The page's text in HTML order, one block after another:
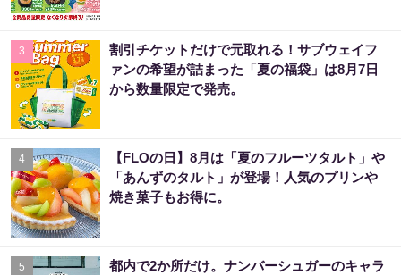
3
割引チケットだけで元取れる！サブウェイフ
ァンの希望が詰まった「夏の福袋」は8月7日
から数量限定で発売。
4
【FLOの日】8月は「夏のフルーツタルト」や
「あんずのタルト」が登場！人気のプリンや
焼き菓子もお得に。
5
都内で2か所だけ。ナンバーシュガーのキャラ